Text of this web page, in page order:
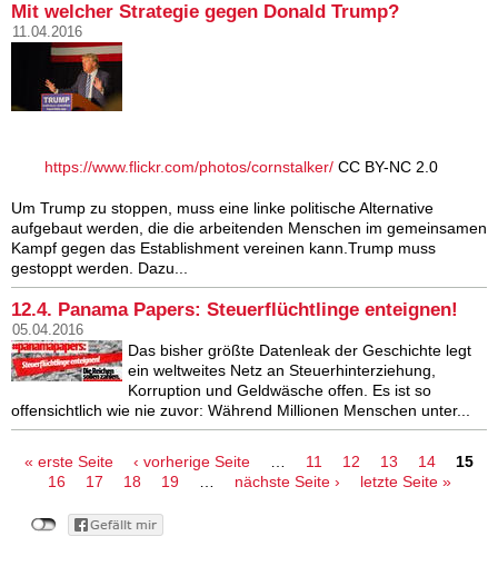
Mit welcher Strategie gegen Donald Trump?
11.04.2016
https://www.flickr.com/photos/cornstalker/ CC BY-NC 2.0
Um Trump zu stoppen, muss eine linke politische Alternative
aufgebaut werden, die die arbeitenden Menschen im gemeinsamen
Kampf gegen das Establishment vereinen kann.Trump muss
gestoppt werden. Dazu...
12.4. Panama Papers: Steuerflüchtlinge enteignen!
05.04.2016
Das bisher größte Datenleak der Geschichte legt
ein weltweites Netz an Steuerhinterziehung,
Korruption und Geldwäsche offen. Es ist so
offensichtlich wie nie zuvor: Während Millionen Menschen unter...
Seiten
« erste Seite ‹ vorherige Seite 11 12 13 14
15
16
17 18 19 nächste Seite › letzte Seite »